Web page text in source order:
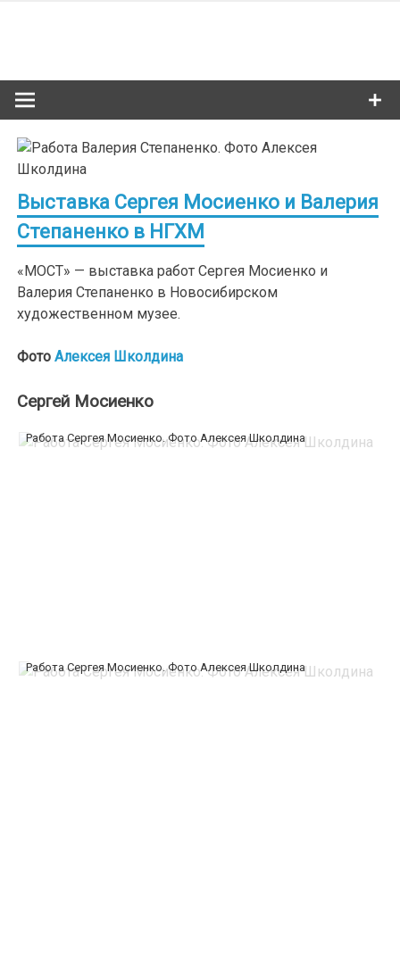
Выставка Сергея Мосиенко и Валерия
Степаненко в НГХМ
«МОСТ» — выставка работ Сергея Мосиенко и
Валерия Степаненко в Новосибирском
художественном музее.
ФотоАлексея Школдина
Сергей Мосиенко
Работа Сергея Мосиенко. Фото Алексея Школдина
Работа Сергея Мосиенко. Фото Алексея Школдина